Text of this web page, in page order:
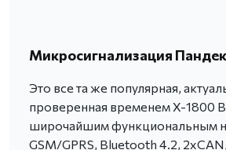
Микросигнализация
Это все та же популярная,
проверенная временем X-1800
широчайшим функциональным
GSM/GPRS, Bluetooth 4.2,